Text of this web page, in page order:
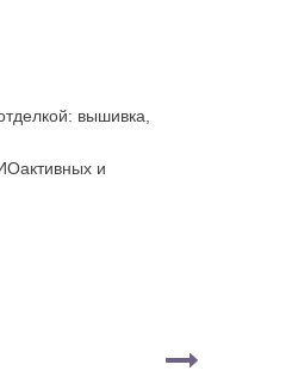
вышивка,
и